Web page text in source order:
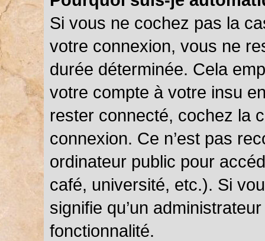
Si vous ne cochez pas la
votre connexion, vous ne
durée déterminée. Cela
votre compte à votre insu
rester connecté, cochez la
connexion. Ce n’est pas
ordinateur public pour
café, université, etc.). Si
signifie qu’un
fonctionnalité.